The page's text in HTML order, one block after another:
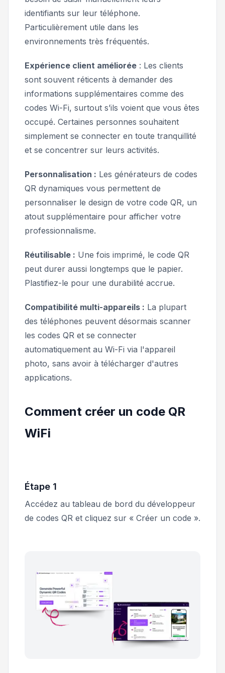
identifiants sur leur téléphone.
Particulièrement utile dans les
environnements très fréquentés.
Expérience client améliorée : Les clients
sont souvent réticents à demander des
informations supplémentaires comme des
codes Wi-Fi, surtout s’ils voient que vous êtes
occupé. Certaines personnes souhaitent
simplement se connecter en toute tranquillité
et se concentrer sur leurs activités.
Personnalisation : Les générateurs de codes
QR dynamiques vous permettent de
personnaliser le design de votre code QR, un
atout supplémentaire pour afficher votre
professionnalisme.
Réutilisable : Une fois imprimé, le code QR
peut durer aussi longtemps que le papier.
Plastifiez-le pour une durabilité accrue.
Compatibilité multi-appareils : La plupart
des téléphones peuvent désormais scanner
les codes QR et se connecter
automatiquement au Wi-Fi via l'appareil
photo, sans avoir à télécharger d'autres
applications.
Comment créer un code QR
WiFi
Étape 1
Accédez au tableau de bord du développeur
de codes QR et cliquez sur « Créer un code ».